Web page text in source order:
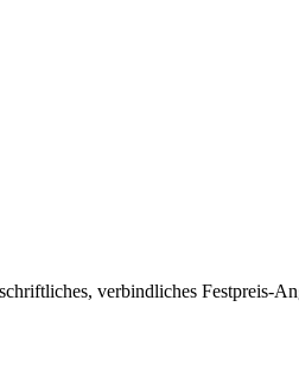
verbindliches Festpreis-